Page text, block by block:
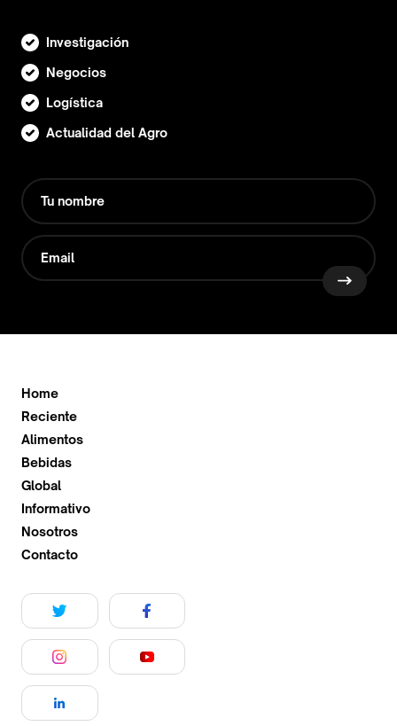
Investigación
Negocios
Logística
Actualidad del Agro
Home
Reciente
Alimentos
Bebidas
Global
Informativo
Nosotros
Contacto